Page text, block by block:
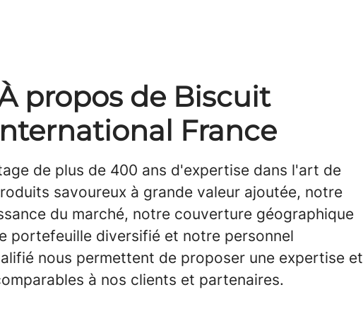
propos de Biscuit
France
de plus de 400 ans d'expertise dans l'art de
savoureux à grande valeur ajoutée, notre
du marché, notre couverture géographique
portefeuille diversifié et notre personnel
nous permettent de proposer une expertise et
à nos clients et partenaires.